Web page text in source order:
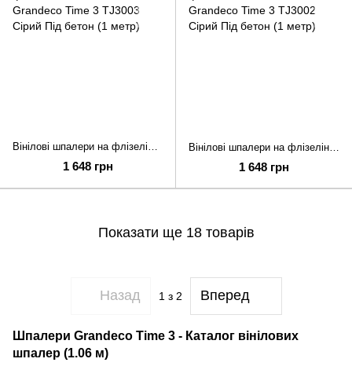
Вінілові шпалери на флізеліновій основі Grandeco Time 3 TJ3003 Сірий Під бетон (1 метр)
1 648 грн
Вінілові шпалери на флізеліновій основі Grandeco Time 3 TJ3002 Сірий Під бетон (1 метр)
1 648 грн
Показати ще 18 товарів
Назад 1 з 2 Вперед
Шпалери Grandeco Time 3 - Каталог вінілових
шпалер (1.06 м)